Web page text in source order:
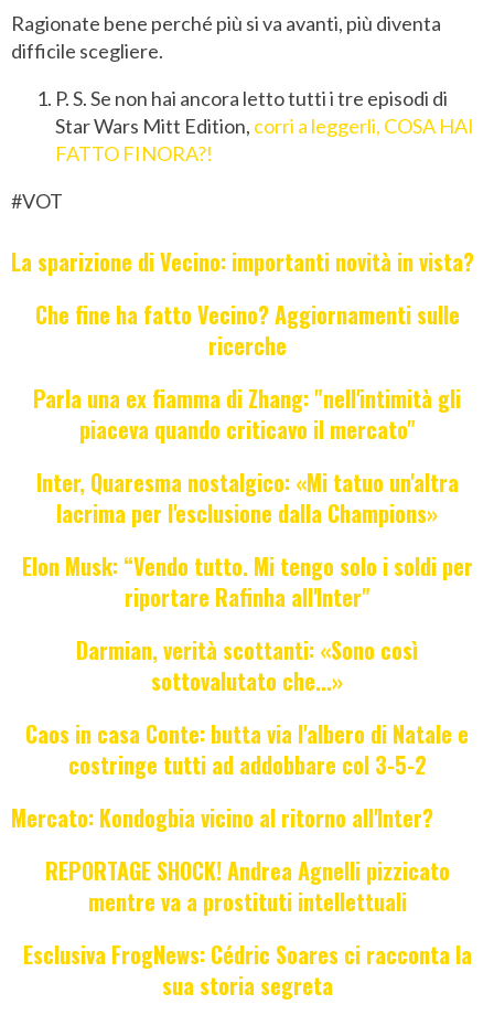
Ragionate bene perché più si va avanti, più diventa
difficile scegliere.
P. S. Se non hai ancora letto tutti i tre episodi di
Star Wars Mitt Edition, corri a leggerli, COSA HAI
FATTO FINORA?!
#VOT
La sparizione di Vecino: importanti novità in vista?
Che fine ha fatto Vecino? Aggiornamenti sulle
ricerche
Parla una ex fiamma di Zhang: "nell'intimità gli
piaceva quando criticavo il mercato"
Inter, Quaresma nostalgico: «Mi tatuo un'altra
lacrima per l'esclusione dalla Champions»
Elon Musk: “Vendo tutto. Mi tengo solo i soldi per
riportare Rafinha all'Inter"
Darmian, verità scottanti: «Sono così
sottovalutato che...»
Caos in casa Conte: butta via l'albero di Natale e
costringe tutti ad addobbare col 3-5-2
Mercato: Kondogbia vicino al ritorno all'Inter?
REPORTAGE SHOCK! Andrea Agnelli pizzicato
mentre va a prostituti intellettuali
Esclusiva FrogNews: Cédric Soares ci racconta la
sua storia segreta